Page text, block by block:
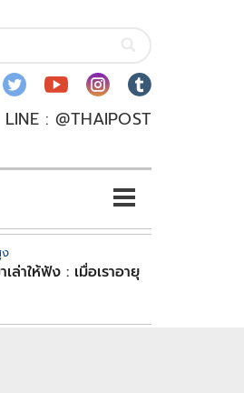
LINE : @THAIPOST
เล่าให้ฟัง : เมื่อเราอายุ